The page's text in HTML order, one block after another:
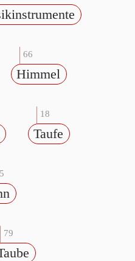
66
Himmel
18
Taufe
79